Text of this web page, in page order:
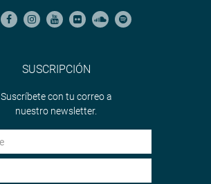
SUSCRIPCIÓN
Suscríbete con tu correo a
nuestro newsletter.